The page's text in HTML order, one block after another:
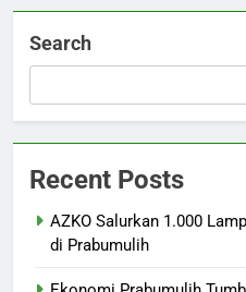
Search
Recent Posts
AZKO Salurkan 1.000
di Prabumulih